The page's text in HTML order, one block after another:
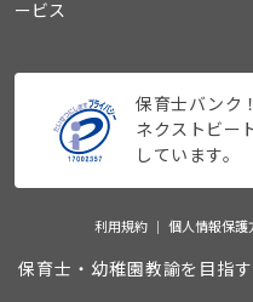
ービス
保育士バンク
ネクストビー
しています。
利用規約 個人情報保護
保育士・幼稚園教諭を目指